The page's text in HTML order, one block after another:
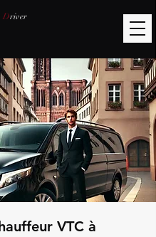
Driver
VTC à